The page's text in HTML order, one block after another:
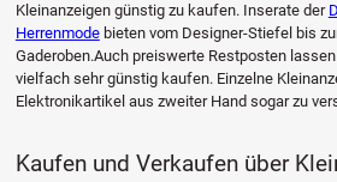
Kleinanzeigen günstig zu kaufen. Inserate der
Herrenmodebieten vom Designer-Stiefel bis
Gaderoben.Auch preiswerte Restposten
vielfach sehr günstig kaufen. Einzelne
Elektronikartikel aus zweiter Hand sogar zu
Kaufen und Verkaufen über